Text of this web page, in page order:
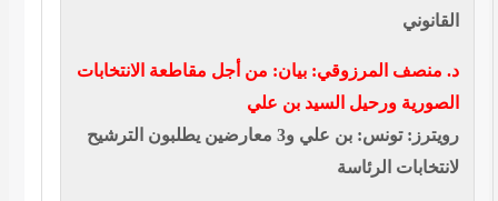
القانوني
د. منصف المرزوقي: بيان: من أجل مقاطعة الانتخابات
الصورية ورحيل السيد بن علي
رويترز: تونس: بن علي و3 معارضين يطلبون الترشيح
لانتخابات الرئاسة